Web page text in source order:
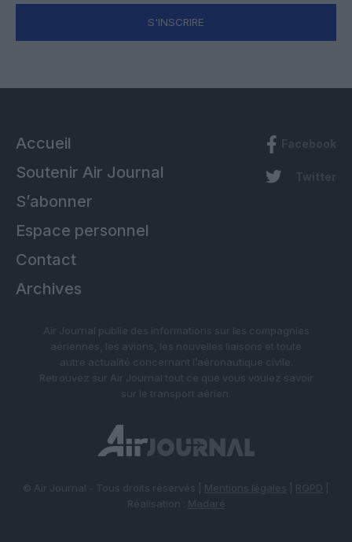
S'INSCRIRE
Accueil
Soutenir Air Journal
S’abonner
Espace personnel
Contact
Archives